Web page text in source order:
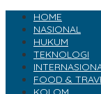
HOME
NASIONAL
HUKUM
TEKNOLOGI
FOOD &